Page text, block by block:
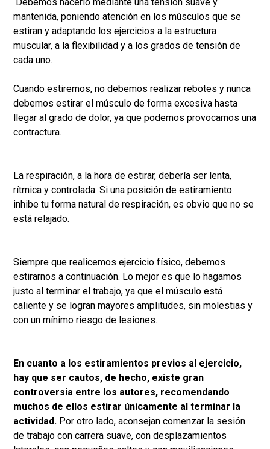
mantenida, poniendo atención en los músculos que se
estiran y adaptando los ejercicios a la estructura
muscular, a la flexibilidad y a los grados de tensión de
cada uno.
Cuando estiremos, no debemos realizar rebotes y nunca
debemos estirar el músculo de forma excesiva hasta
llegar al grado de dolor, ya que podemos provocarnos una
contractura.
La respiración, a la hora de estirar, debería ser lenta,
rítmica y controlada. Si una posición de estiramiento
inhibe tu forma natural de respiración, es obvio que no se
está relajado.
Siempre que realicemos ejercicio físico, debemos
estirarnos a continuación. Lo mejor es que lo hagamos
justo al terminar el trabajo, ya que el músculo está
caliente y se logran mayores amplitudes, sin molestias y
con un mínimo riesgo de lesiones.
En cuanto a los estiramientos previos al ejercicio,
hay que ser cautos, de hecho, existe gran
controversia entre los autores, recomendando
muchos de ellos estirar únicamente al terminar la
actividad. Por otro lado, aconsejan comenzar la sesión
de trabajo con carrera suave, con desplazamientos